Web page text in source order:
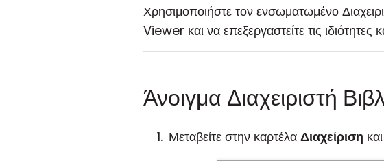
Χρησιμοποιήστε τον ενσωματωμένο
Viewer και να επεξεργαστείτε τις ιδιότητες
Άνοιγμα Διαχειριστή
Μεταβείτε στην καρτέλα Διαχείριση